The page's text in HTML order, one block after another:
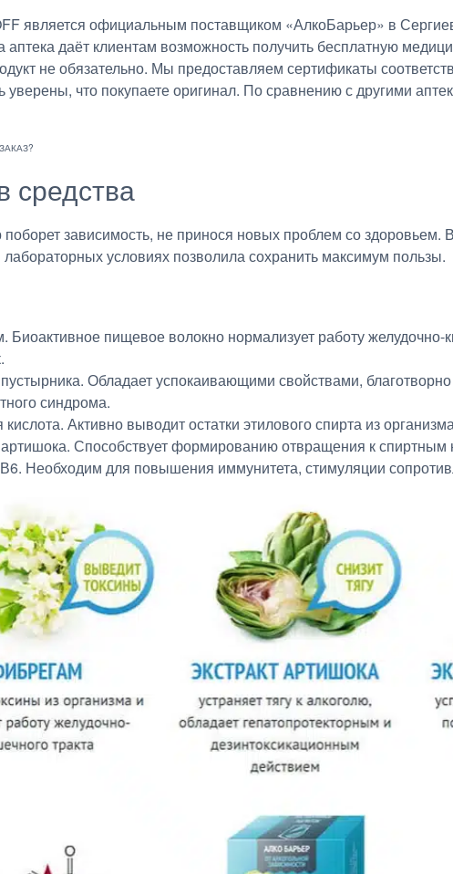
является официальным поставщиком «АлкоБарьер» в
аптека даёт клиентам возможность получить бесплатную
не обязательно. Мы предоставляем сертификаты
уверены, что покупаете оригинал. По сравнению с другими
средства
зависимость, не принося новых проблем со
лабораторных условиях позволила сохранить максимум пользы.
Биоактивное пищевое волокно нормализует работу
пустырника. Обладает успокаивающими свойствами,
синдрома.
Активно выводит остатки этилового спирта из
артишока. Способствует формированию отвращения к спиртным
Необходим для повышения иммунитета, стимуляции